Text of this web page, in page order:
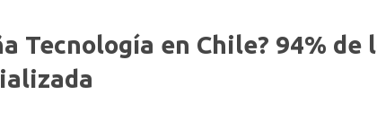
Tecnología en Chile? 94% de